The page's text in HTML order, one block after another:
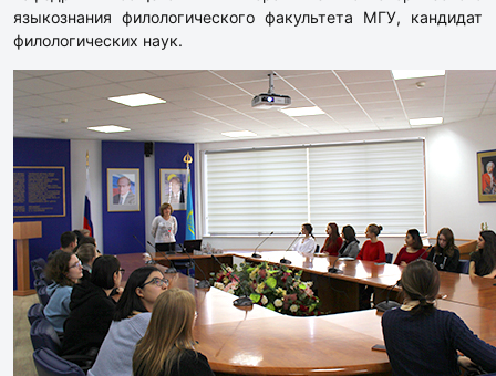
языкознания филологического факультета МГУ, кандидат
филологических наук.